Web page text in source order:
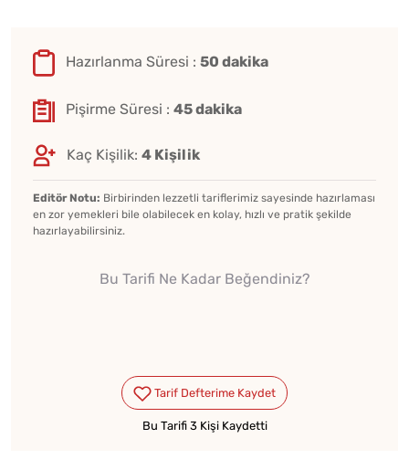
Hazırlanma Süresi : 50 dakika
Pişirme Süresi : 45 dakika
Kaç Kişilik: 4 Kişilik
Editör Notu: Birbirinden lezzetli tariflerimiz sayesinde hazırlaması
en zor yemekleri bile olabilecek en kolay, hızlı ve pratik şekilde
hazırlayabilirsiniz.
Bu Tarifi Ne Kadar Beğendiniz?
Bu Tarifi 3 Kişi Kaydetti